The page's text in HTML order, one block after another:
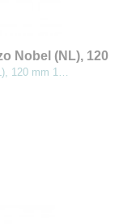
Nobel (NL), 120
120 mm 1…